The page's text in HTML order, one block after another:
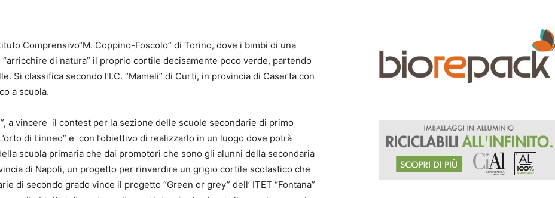
Comprensivo“M. Coppino-Foscolo” di Torino, dove i bimbi di una
di natura” il proprio cortile decisamente poco verde, partendo
Si classifica secondo l’I.C. “Mameli” di Curti, in provincia di Caserta con
a scuola.
a vincere il contest per la sezione delle scuole secondarie di primo
di Linneo” e con l’obiettivo di realizzarlo in un luogo dove potrà
scuola primaria che dai promotori che sono gli alunni della secondaria
di Napoli, un progetto per rinverdire un grigio cortile scolastico che
di secondo grado vince il progetto “Green or grey” dell’ ITET “Fontana”